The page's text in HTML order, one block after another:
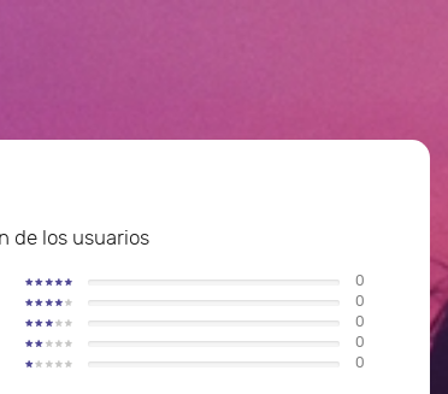
de los usuarios
0
0
0
0
0